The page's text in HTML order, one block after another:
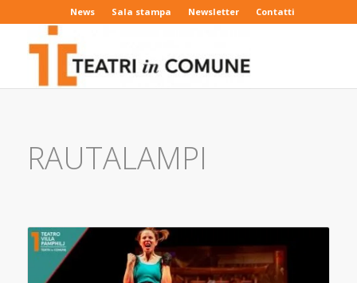
News Sala stampa Newsletter Contatti
RAUTALAMPI